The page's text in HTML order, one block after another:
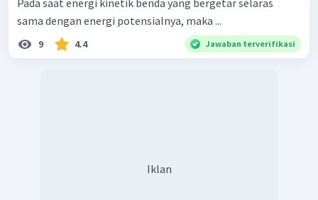
Pada saat energi kinetik benda yang bergetar selaras
sama dengan energi potensialnya, maka ...
9 4.4 Jawaban terverifikasi
Iklan